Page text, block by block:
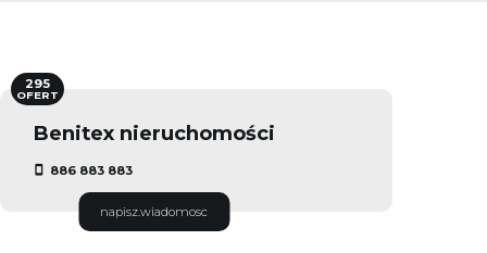
Benitex nieruchomości
886 883 883
napisz.wiadomosc
295
OFERT